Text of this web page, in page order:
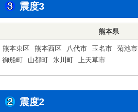
震度3
熊本県
熊本東区 熊本西区 八代市 玉名市 菊池市
御船町
山都町 氷川町 上天草市
震度2